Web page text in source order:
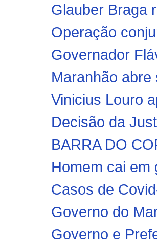
Glauber Braga
Operação
Governador
Maranhão
Vinicius Louro
Decisão da
BARRA DO
Homem cai em
Casos de
Governo do
Governo e